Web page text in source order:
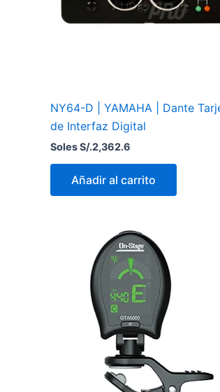
NY64-D | YAMAHA | Dante
de Interfaz Digital
Soles S/.2,362.6
Añadir al carrito